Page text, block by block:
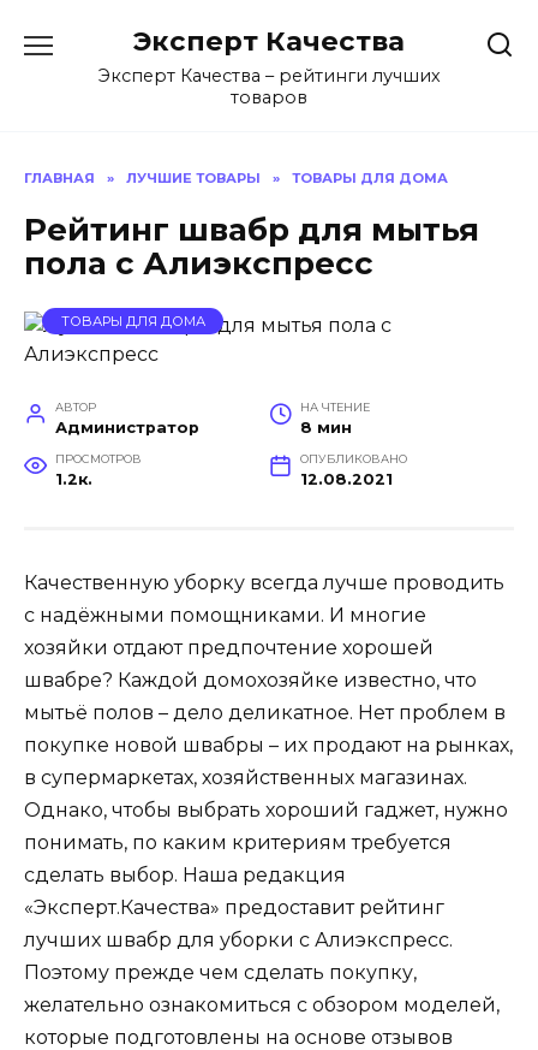
содержанию
Эксперт Качества
Эксперт Качества – рейтинги лучших
товаров
ГЛАВНАЯ » ЛУЧШИЕ ТОВАРЫ » ТОВАРЫ ДЛЯ ДОМА
Рейтинг швабр для мытья
пола с Алиэкспресс
ТОВАРЫ ДЛЯ ДОМА
АВТОР
Администратор
НА ЧТЕНИЕ
8 мин
ПРОСМОТРОВ
1.2к.
ОПУБЛИКОВАНО
12.08.2021
Качественную уборку всегда лучше проводить
с надёжными помощниками. И многие
хозяйки отдают предпочтение хорошей
швабре? Каждой домохозяйке известно, что
мытьё полов – дело деликатное. Нет проблем в
покупке новой швабры – их продают на рынках,
в супермаркетах, хозяйственных магазинах.
Однако, чтобы выбрать хороший гаджет, нужно
понимать, по каким критериям требуется
сделать выбор. Наша редакция
«Эксперт.Качества» предоставит рейтинг
лучших швабр для уборки с Алиэкспресс.
Поэтому прежде чем сделать покупку,
желательно ознакомиться с обзором моделей,
которые подготовлены на основе отзывов